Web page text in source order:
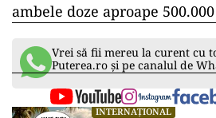
ambele doze aproape
Vrei să fii mereu la curent cu
Puterea.ro și pe canalul de
INTERNAȚIONAL